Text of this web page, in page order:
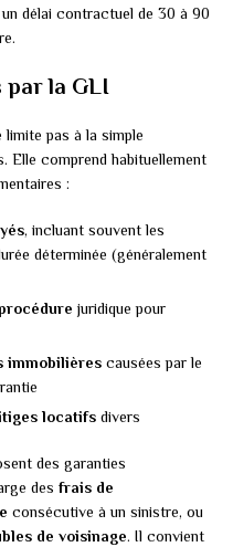
délai contractuel de 30 à 90
par la GLI
limite pas à la simple
Elle comprend habituellement
:
, incluant souvent les
déterminée (généralement
juridique pour
immobilières causées par le
locatifs divers
des garanties
des frais de
consécutive à un sinistre, ou
de voisinage. Il convient